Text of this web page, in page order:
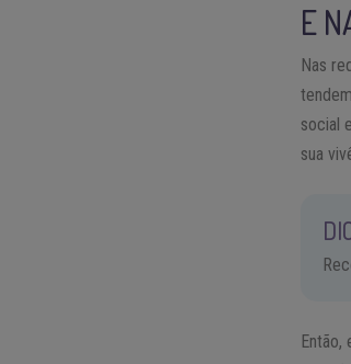
E
Nas
social
sua